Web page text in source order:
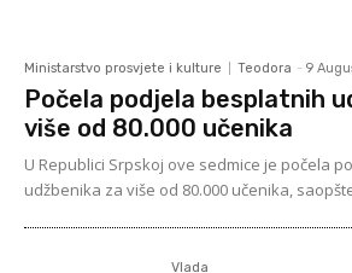
Ministarstvo prosvjete i kulture Teodora - 9
Počela podjela besplatnih
više od 80.000 učenika
U Republici Srpskoj ove sedmice je počela
udžbenika za više od 80.000 učenika,
Vlada